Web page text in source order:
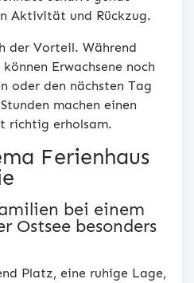
Aktivität und Rückzug.
der Vorteil. Während
Erwachsene noch
oder den nächsten Tag
machen einen
richtig erholsam.
Ferienhaus
bei einem
Ostsee besonders
Platz, eine ruhige Lage,